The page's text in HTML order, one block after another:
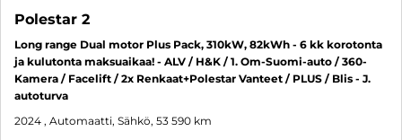
Polestar 2
Long range Dual motor Plus Pack, 310kW, 82kWh - 6 kk korotonta
ja kulutonta maksuaikaa! - ALV / H&K / 1. Om-Suomi-auto / 360-
Kamera / Facelift / 2x Renkaat+Polestar Vanteet / PLUS / Blis - J.
autoturva
2024 , Automaatti, Sähkö, 53 590 km